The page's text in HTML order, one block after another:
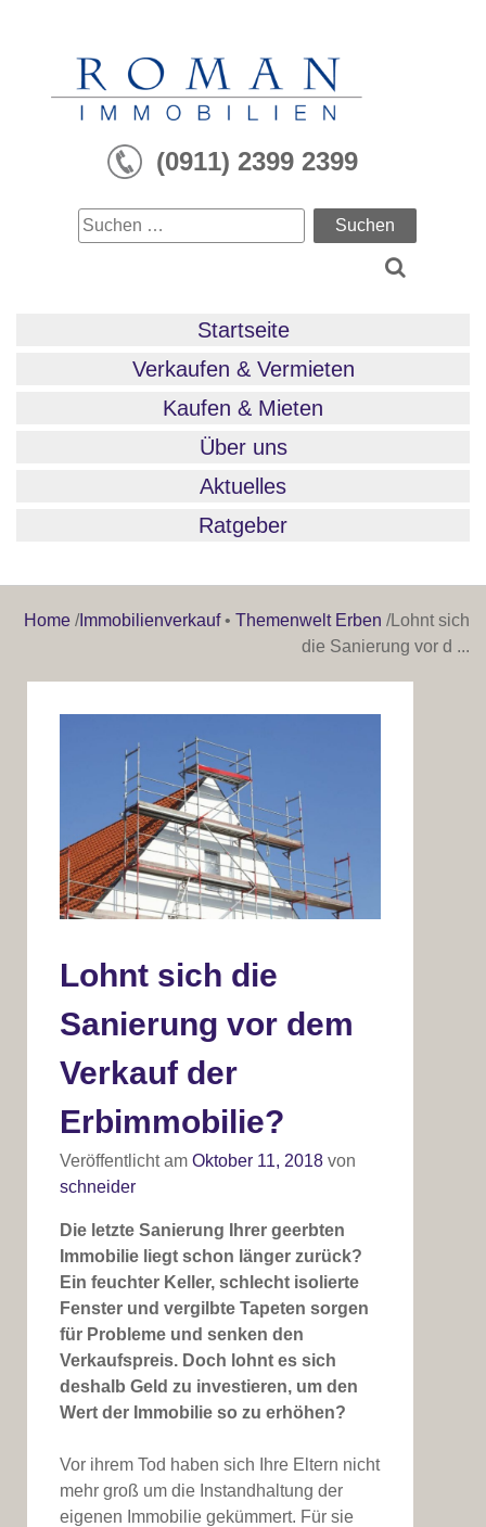
(0911) 2399 2399
Suchen
nach:
Startseite
Verkaufen & Vermieten
Kaufen & Mieten
Über uns
Aktuelles
Ratgeber
Home /Immobilienverkauf• Themenwelt Erben /Lohnt sich
die Sanierung vor d ...
Lohnt sich die
Sanierung vor dem
Verkauf der
Erbimmobilie?
Veröffentlicht am Oktober 11, 2018 von
schneider
Die letzte Sanierung Ihrer geerbten
Immobilie liegt schon länger zurück?
Ein feuchter Keller, schlecht isolierte
Fenster und vergilbte Tapeten sorgen
für Probleme und senken den
Verkaufspreis. Doch lohnt es sich
deshalb Geld zu investieren, um den
Wert der Immobilie so zu erhöhen?
Vor ihrem Tod haben sich Ihre Eltern nicht
mehr groß um die Instandhaltung der
eigenen Immobilie gekümmert. Für sie